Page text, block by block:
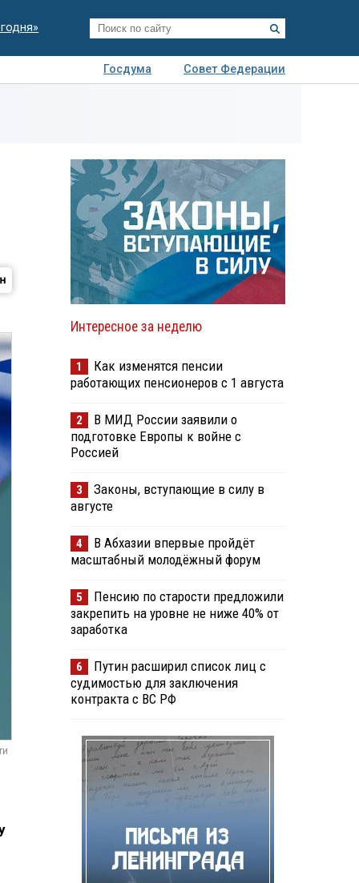
Госдума
Совет Федерации
Интересное за неделю
1
Как изменятся пенсии
работающих пенсионеров с 1 августа
2
В МИД России заявили о
подготовке Европы к войне с
Россией
3
Законы, вступающие в силу в
августе
4
В Абхазии впервые пройдёт
масштабный молодёжный форум
5
Пенсию по старости предложили
закрепить на уровне не ниже 40% от
заработка
6
Путин расширил список лиц с
судимостью для заключения
контракта с ВС РФ